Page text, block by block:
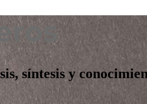
síntesis y